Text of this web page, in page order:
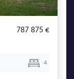
787 875 €
4